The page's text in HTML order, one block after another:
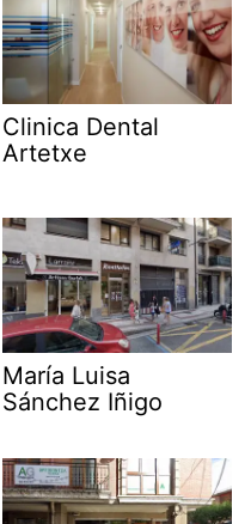
Clinica Dental
Artetxe
María Luisa
Sánchez Iñigo